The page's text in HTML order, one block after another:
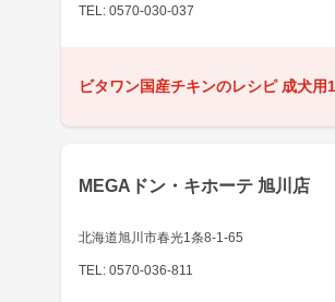
TEL: 0570-030-037
ビタワン国産チキンのレシピ 成犬用
MEGAドン・キホーテ 旭川店
北海道旭川市春光1条8-1-65
TEL: 0570-036-811